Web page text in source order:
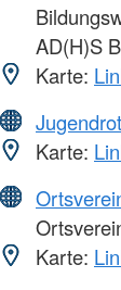
AD(H)S
Karte:
Karte:
Karte: